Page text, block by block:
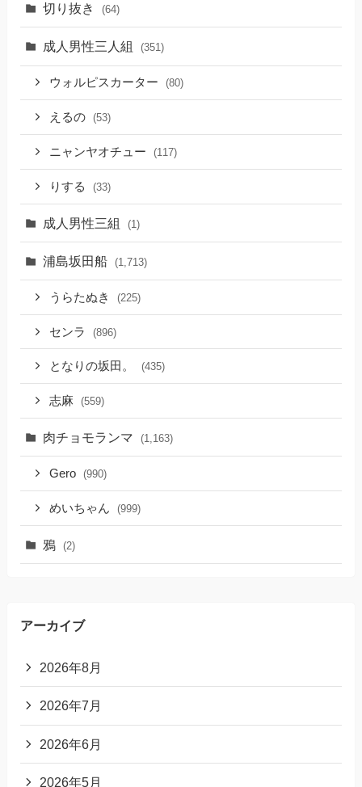
切り抜き (64)
成人男性三人組 (351)
ウォルピスカーター (80)
えるの (53)
ニャンヤオチュー (117)
りする (33)
成人男性三組 (1)
浦島坂田船 (1,713)
うらたぬき (225)
センラ (896)
となりの坂田。 (435)
志麻 (559)
肉チョモランマ (1,163)
Gero (990)
めいちゃん (999)
鴉 (2)
アーカイブ
2026年8月
2026年7月
2026年6月
2026年5月